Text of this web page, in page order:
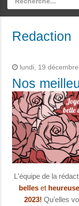
Redaction
lundi, 19
Nos
L'équipe de la
belles et
2023! Qu'elles